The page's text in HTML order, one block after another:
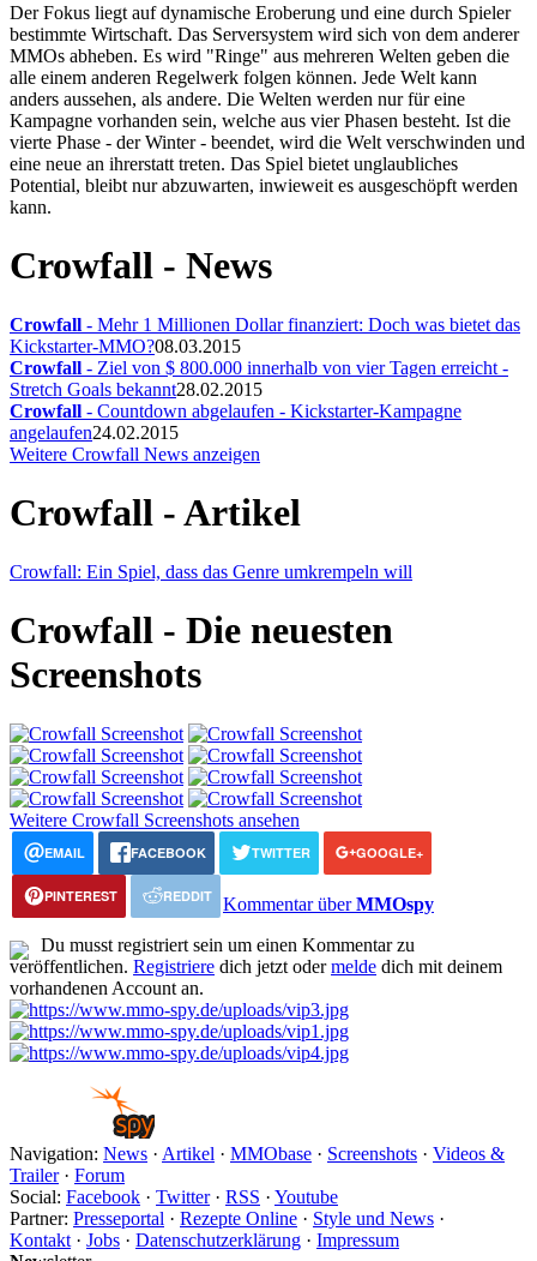
Der Fokus liegt auf dynamische Eroberung und eine durch Spieler
bestimmte Wirtschaft. Das Serversystem wird sich von dem anderer
MMOs abheben. Es wird "Ringe" aus mehreren Welten geben die
alle einem anderen Regelwerk folgen können. Jede Welt kann
anders aussehen, als andere. Die Welten werden nur für eine
Kampagne vorhanden sein, welche aus vier Phasen besteht. Ist die
vierte Phase - der Winter - beendet, wird die Welt verschwinden und
eine neue an ihrerstatt treten. Das Spiel bietet unglaubliches
Potential, bleibt nur abzuwarten, inwieweit es ausgeschöpft werden
kann.
Crowfall - News
Crowfall - Mehr 1 Millionen Dollar finanziert: Doch was bietet das
Kickstarter-MMO?08.03.2015
Crowfall - Ziel von $ 800.000 innerhalb von vier Tagen erreicht -
Stretch Goals bekannt28.02.2015
Crowfall - Countdown abgelaufen - Kickstarter-Kampagne
angelaufen24.02.2015
Weitere Crowfall News anzeigen
Crowfall - Artikel
Crowfall: Ein Spiel, dass das Genre umkrempeln will
Crowfall - Die neuesten
Screenshots
Weitere Crowfall Screenshots ansehen
EMAIL FACEBOOK TWITTER GOOGLE+
PINTEREST REDDIT Kommentar überMMOspy
Du musst registriert sein um einen Kommentar zu
veröffentlichen. Registriere dich jetzt odermelde dich mit deinem
vorhandenen Account an.
Navigation: News · Artikel · MMObase · Screenshots · Videos &
Trailer· Forum
Social: Facebook · Twitter· RSS · Youtube
Partner: Presseportal · Rezepte Online · Style und News ·
Kontakt · Jobs · Datenschutzerklärung · Impressum